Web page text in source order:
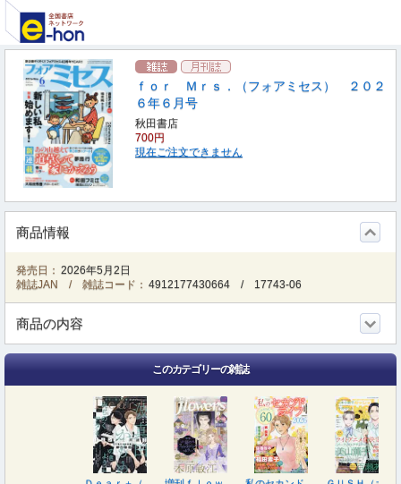
ｆｏｒ Ｍｒｓ．（フォアミセス） ２０２
６年６月号
秋田書店
700円
現在ご注文できません
商品情報
発売日： 2026年5月2日
雑誌JAN / 雑誌コード： 4912177430664 / 17743-06
商品の内容
このカテゴリーの雑誌